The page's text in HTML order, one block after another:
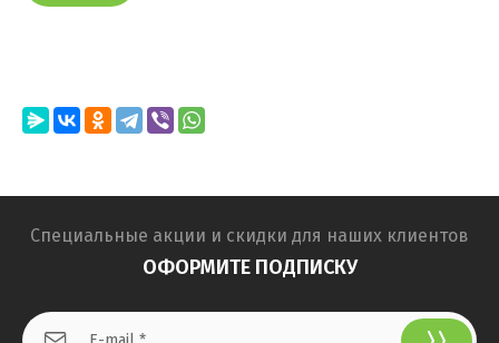
Специальные акции и скидки для наших клиентов
ОФОРМИТЕ ПОДПИСКУ